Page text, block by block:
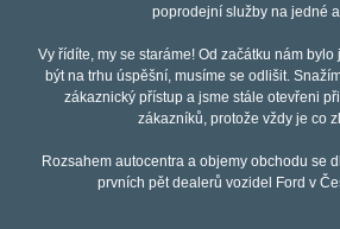
poprodejní služby na jedné
Vy řídíte, my se staráme! Od začátku nám
být na trhu úspěšní, musíme se odlišit.
zákaznický přístup a jsme stále otevřeni
zákazníků, protože vždy je co
Rozsahem autocentra a objemy obchodu se
prvních pět dealerů vozidel Ford v